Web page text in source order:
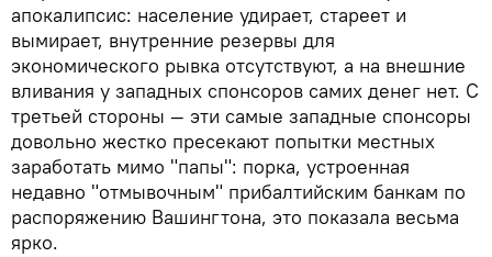
апокалипсис: население удирает, стареет и
вымирает, внутренние резервы для
экономического рывка отсутствуют, а на внешние
вливания у западных спонсоров самих денег нет. С
третьей стороны — эти самые западные спонсоры
довольно жестко пресекают попытки местных
заработать мимо "папы": порка, устроенная
недавно "отмывочным" прибалтийским банкам по
распоряжению Вашингтона, это показала весьма
ярко.